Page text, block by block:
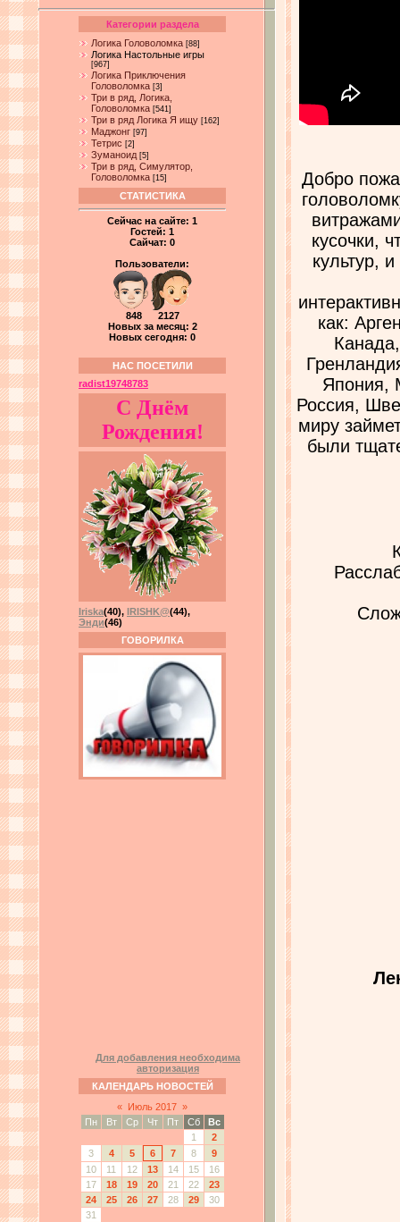
Категории раздела
Логика Головоломка [88]
Логика Настольные игры
[967]
Логика Приключения
Головоломка [3]
Три в ряд, Логика,
Головоломка [541]
Три в ряд Логика Я ищу [162]
Маджонг [97]
Тетрис [2]
Зуманоид [5]
Три в ряд, Симулятор,
Головоломка [15]
СТАТИСТИКА
Сейчас на сайте: 1
Гостей: 1
Сайчат: 0
Пользователи:
848 2127
Новых за месяц: 2
Новых сегодня: 0
НАС ПОСЕТИЛИ
radist19748783
С Днём
Рождения!
Iriska(40), IRISHK@(44),
Энди(46)
ГОВОРИЛКА
Для добавления необходима
авторизация
КАЛЕНДАРЬ НОВОСТЕЙ
«
Июль 2017 »
Пн
Вт Ср Чт Пт Сб
Вс
1
2
3
4 5 6 7 8
9
10
11 12 13 14 15
16
17
18 19 20 21 22
23
24
25 26 27 28 29
30
31
Добро
кусочки,
культур,
как:
Япония,
Россия,
миру
были